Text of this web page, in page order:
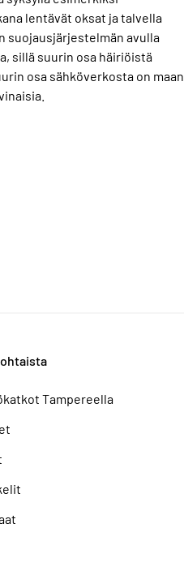
lentävät oksat ja talvella
suojausjärjestelmän avulla
sillä suurin osa häiriöistä
osa sähköverkosta on maan
Tampereella